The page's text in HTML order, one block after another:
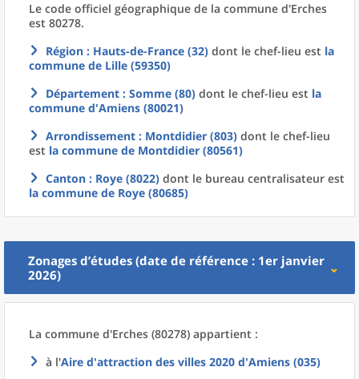
Le code officiel géographique de la commune d'Erches
est 80278.
Région : Hauts-de-France (32) dont le chef-lieu est la
commune de Lille (59350)
Département : Somme (80) dont le chef-lieu est la
commune d'Amiens (80021)
Arrondissement : Montdidier (803) dont le chef-lieu
est la commune de Montdidier (80561)
Canton : Roye (8022) dont le bureau centralisateur est
la commune de Roye (80685)
Zonages d’études (date de référence : 1er janvier
2026)
La commune d'Erches (80278) appartient :
à l'Aire d'attraction des villes 2020 d'Amiens (035)